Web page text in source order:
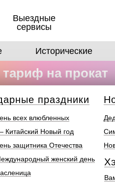
Выездные
сервисы
Исторические
на прокат
праздники
всех влюбленных
Китайский Новый год
защитника Отечества
женский день